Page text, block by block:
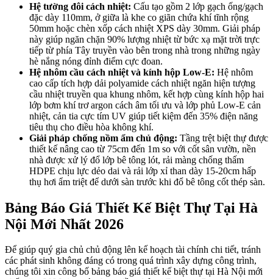
Hệ tường đôi cách nhiệt: Cấu tạo gồm 2 lớp gạch ống/gạch
đặc dày 110mm, ở giữa là khe co giãn chứa khí tĩnh rộng
50mm hoặc chèn xốp cách nhiệt XPS dày 30mm. Giải pháp
này giúp ngăn chặn 90% lượng nhiệt từ bức xạ mặt trời trực
tiếp từ phía Tây truyền vào bên trong nhà trong những ngày
hè nắng nóng đỉnh điểm cực đoan.
Hệ nhôm cầu cách nhiệt và kính hộp Low-E: Hệ nhôm
cao cấp tích hợp dải polyamide cách nhiệt ngăn hiện tượng
cầu nhiệt truyền qua khung nhôm, kết hợp cùng kính hộp hai
lớp bơm khí trơ argon cách âm tối ưu và lớp phủ Low-E cản
nhiệt, cản tia cực tím UV giúp tiết kiệm đến 35% điện năng
tiêu thụ cho điều hòa không khí.
Giải pháp chống nồm ẩm chủ động: Tầng trệt biệt thự được
thiết kế nâng cao từ 75cm đến 1m so với cốt sân vườn, nền
nhà được xử lý đổ lớp bê tông lót, rải màng chống thấm
HDPE chịu lực dẻo dai và rải lớp xỉ than dày 15-20cm hấp
thụ hơi ẩm triệt để dưới sàn trước khi đổ bê tông cốt thép sàn.
Bảng Báo Giá Thiết Kế Biệt Thự Tại Hà
Nội Mới Nhất 2026
Để giúp quý gia chủ chủ động lên kế hoạch tài chính chi tiết, tránh
các phát sinh không đáng có trong quá trình xây dựng công trình,
chúng tôi xin công bố bảng báo giá thiết kế biệt thự tại Hà Nội mới